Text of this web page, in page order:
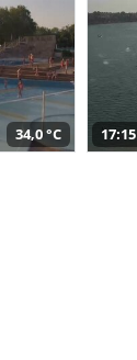
34,0 °C 17:15